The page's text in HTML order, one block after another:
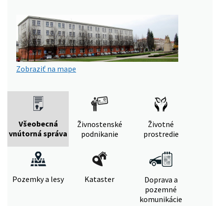
Zobraziť na mape
Všeobecná
vnútorná správa
Živnostenské
podnikanie
Životné
prostredie
Pozemky a lesy Kataster
Doprava a
pozemné
komunikácie